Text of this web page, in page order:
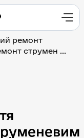
ремонт
струмен ...